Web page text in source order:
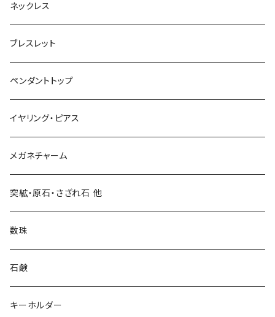
ネックレス
ブレスレット
ペンダントトップ
イヤリング・ピアス
メガネチャーム
突絋・原石・さざれ石 他
数珠
石鹸
キーホルダー